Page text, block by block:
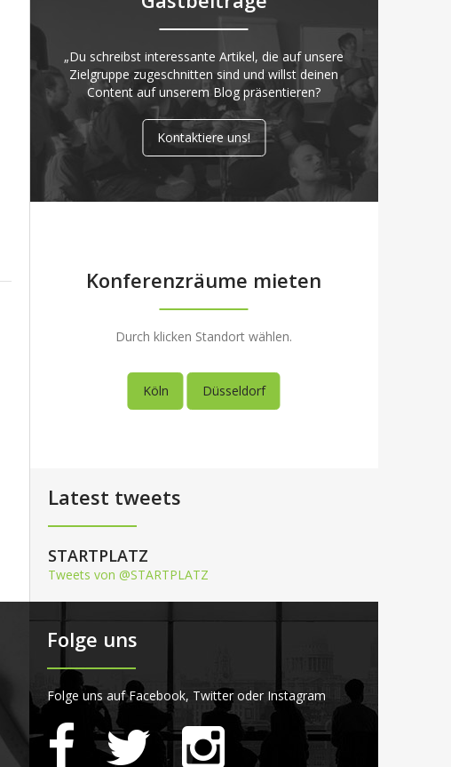
„Du schreibst interessante Artikel, die auf unsere
Zielgruppe zugeschnitten sind und willst deinen
Content auf unserem Blog präsentieren?
Kontaktiere uns!
Konferenzräume mieten
Durch klicken Standort wählen.
Köln Düsseldorf
Latest tweets
STARTPLATZ
Tweets von @STARTPLATZ
Folge uns
Folge uns auf Facebook, Twitter oder Instagram